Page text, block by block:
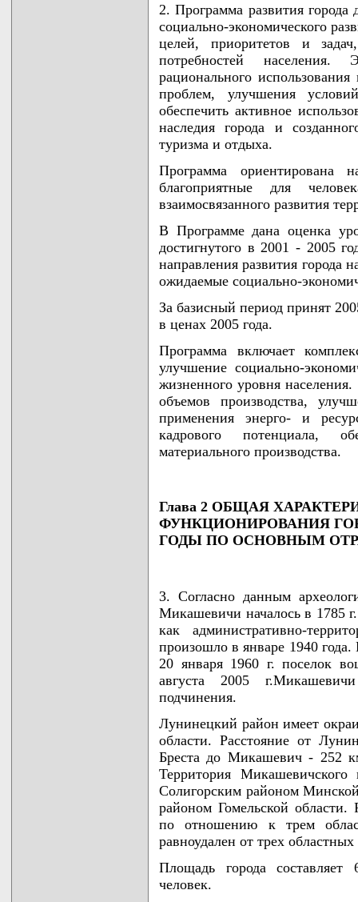
2. Программа развития города
социально-экономического
целей, приоритетов и
потребностей
рационального
проблем, улучшения
обеспечить активное
наследия города и
туризма и отдыха.
Программа ориентирована
благоприятные для
взаимосвязанного развития
В Программе дана оценка
достигнутого в 2001 - 2005
направления развития города
ожидаемые социально-
За базисный период принят
в ценах 2005 года.
Программа включает
улучшение социально-
жизненного уровня
объемов производства,
применения энерго- и
кадрового потенциала,
материального производства.
Глава 2 ОБЩАЯ
ФУНКЦИОНИРОВАНИЯ
ГОДЫ ПО ОСНОВНЫМ
3. Согласно данным
Микашевичи началось в 1785
как административно-
произошло в январе 1940
20 января 1960 г. поселок
августа 2005
подчинения.
Лунинецкий район имеет
области. Расстояние от
Бреста до Микашевич - 252
Территория Микашевичского
Солигорским районом
районом Гомельской
по отношению к трем
равноудален от трех
Площадь города
человек.